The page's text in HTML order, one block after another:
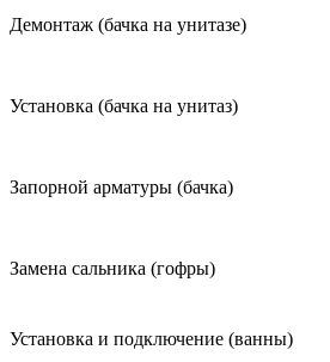
Демонтаж (бачка на унитазе)
Установка (бачка на унитаз)
Запорной арматуры (бачка)
Замена сальника (гофры)
Установка и подключение (ванны)